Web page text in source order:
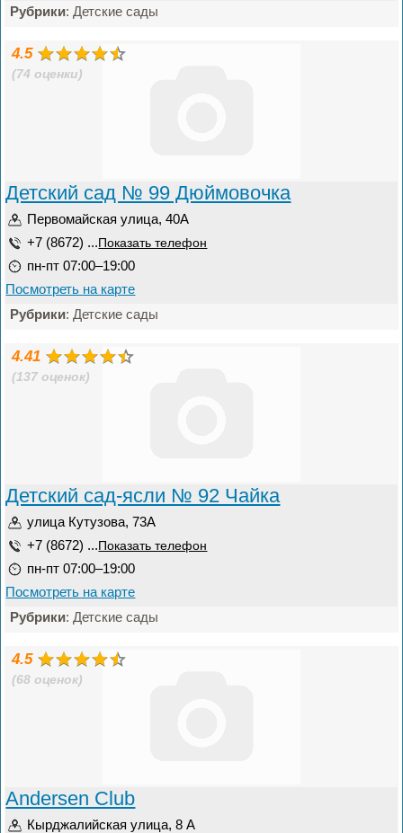
Рубрики: Детские сады
4.5
(74 оценки)
Детский сад № 99 Дюймовочка
Первомайская улица, 40А
+7 (8672) ... Показать телефон
пн-пт 07:00–19:00
Посмотреть на карте
Рубрики: Детские сады
4.41
(137 оценок)
Детский сад-ясли № 92 Чайка
улица Кутузова, 73А
+7 (8672) ... Показать телефон
пн-пт 07:00–19:00
Посмотреть на карте
Рубрики: Детские сады
4.5
(68 оценок)
Andersen Club
Кырджалийская улица, 8 А